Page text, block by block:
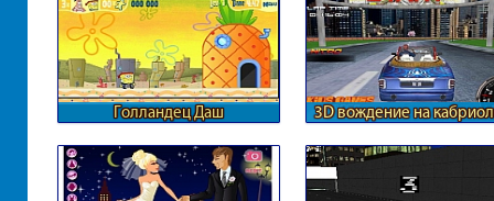
Голландец Даш 3D вождение на